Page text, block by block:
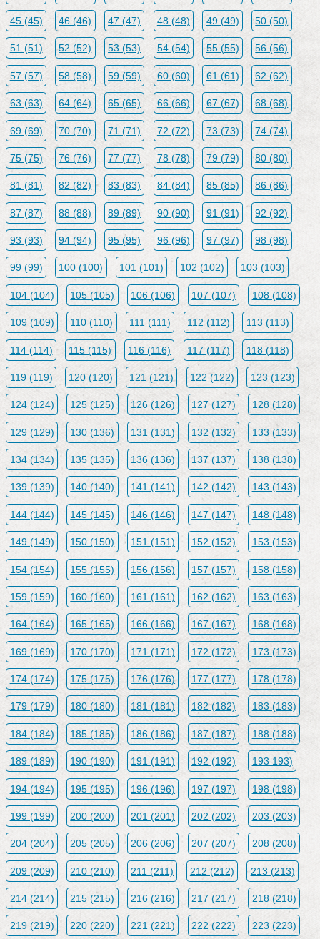
45 (45) 46 (46) 47 (47) 48 (48) 49 (49) 50 (50)
51 (51) 52 (52) 53 (53) 54 (54) 55 (55) 56 (56)
57 (57) 58 (58) 59 (59) 60 (60) 61 (61) 62 (62)
63 (63) 64 (64) 65 (65) 66 (66) 67 (67) 68 (68)
69 (69) 70 (70) 71 (71) 72 (72) 73 (73) 74 (74)
75 (75) 76 (76) 77 (77) 78 (78) 79 (79) 80 (80)
81 (81) 82 (82) 83 (83) 84 (84) 85 (85) 86 (86)
87 (87) 88 (88) 89 (89) 90 (90) 91 (91) 92 (92)
93 (93) 94 (94) 95 (95) 96 (96) 97 (97) 98 (98)
99 (99) 100 (100) 101 (101) 102 (102) 103 (103)
104 (104) 105 (105) 106 (106) 107 (107) 108 (108)
109 (109) 110 (110) 111 (111) 112 (112) 113 (113)
114 (114) 115 (115) 116 (116) 117 (117) 118 (118)
119 (119) 120 (120) 121 (121) 122 (122) 123 (123)
124 (124) 125 (125) 126 (126) 127 (127) 128 (128)
129 (129) 130 (136) 131 (131) 132 (132) 133 (133)
134 (134) 135 (135) 136 (136) 137 (137) 138 (138)
139 (139) 140 (140) 141 (141) 142 (142) 143 (143)
144 (144) 145 (145) 146 (146) 147 (147) 148 (148)
149 (149) 150 (150) 151 (151) 152 (152) 153 (153)
154 (154) 155 (155) 156 (156) 157 (157) 158 (158)
159 (159) 160 (160) 161 (161) 162 (162) 163 (163)
164 (164) 165 (165) 166 (166) 167 (167) 168 (168)
169 (169) 170 (170) 171 (171) 172 (172) 173 (173)
174 (174) 175 (175) 176 (176) 177 (177) 178 (178)
179 (179) 180 (180) 181 (181) 182 (182) 183 (183)
184 (184) 185 (185) 186 (186) 187 (187) 188 (188)
189 (189) 190 (190) 191 (191) 192 (192) 193 193)
194 (194) 195 (195) 196 (196) 197 (197) 198 (198)
199 (199) 200 (200) 201 (201) 202 (202) 203 (203)
204 (204) 205 (205) 206 (206) 207 (207) 208 (208)
209 (209) 210 (210) 211 (211) 212 (212) 213 (213)
214 (214) 215 (215) 216 (216) 217 (217) 218 (218)
219 (219) 220 (220) 221 (221) 222 (222) 223 (223)